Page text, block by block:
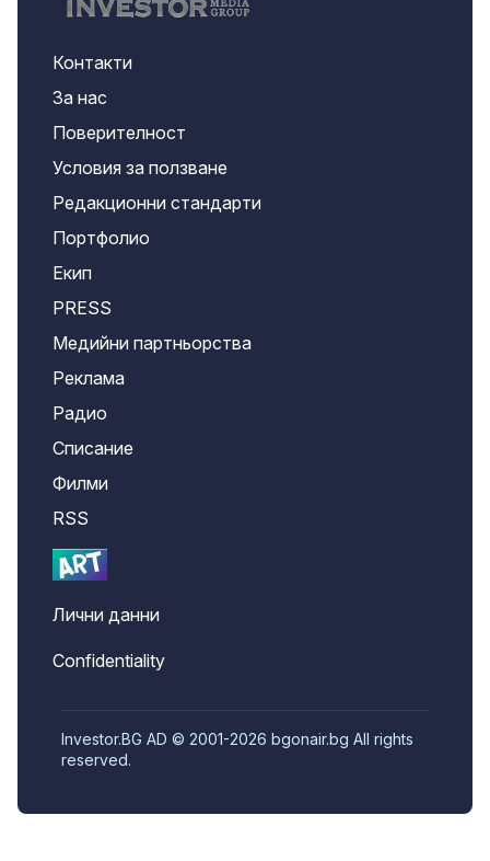
Контакти
За нас
Поверителност
Условия за ползване
Редакционни стандарти
Портфолио
Екип
PRESS
Медийни партньорства
Реклама
Радио
Списание
Филми
RSS
Лични данни
Confidentiality
Investor.BG AD © 2001-2026 bgonair.bg All rights
reserved.